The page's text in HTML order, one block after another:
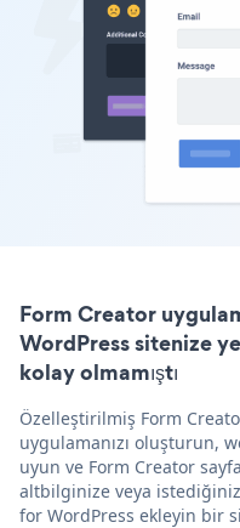
Form Creator
WordPress sitenize
kolay olmamıştı
Özelleştirilmiş Form
uygulamanızı oluşturun,
uyun ve Form Creator
altbilginize veya
for WordPress ekleyin bir